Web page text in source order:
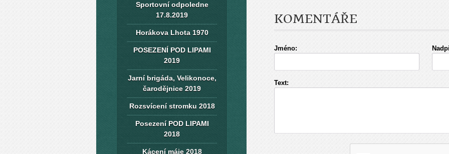
KOMENTÁŘE
Jméno:
Text:
Sportovní odpoledne
17.8.2019
Horákova Lhota 1970
POSEZENÍ POD LIPAMI
2019
Jarní brigáda, Velikonoce,
čarodějnice 2019
Rozsvícení stromku 2018
Posezení POD LIPAMI
2018
Kácení máje 2018